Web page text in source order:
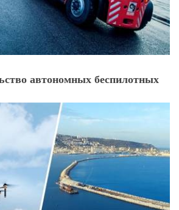
автономных беспилотных